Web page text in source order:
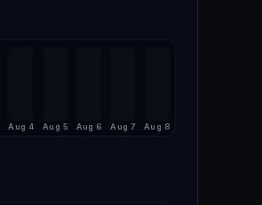
Aug 4 Aug 5 Aug 6 Aug 7 Aug 8